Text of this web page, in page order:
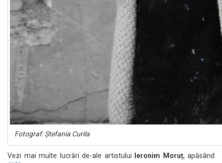
Fotograf: Ștefania Curila
Vezi mai multe lucrări de-ale artistului Ieronim Moruț, apăsând